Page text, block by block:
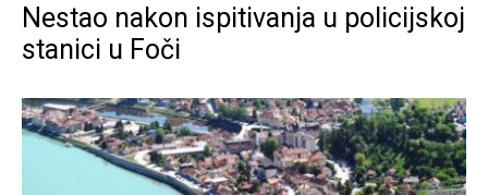
Nestao nakon ispitivanja u policijskoj
stanici u Foči